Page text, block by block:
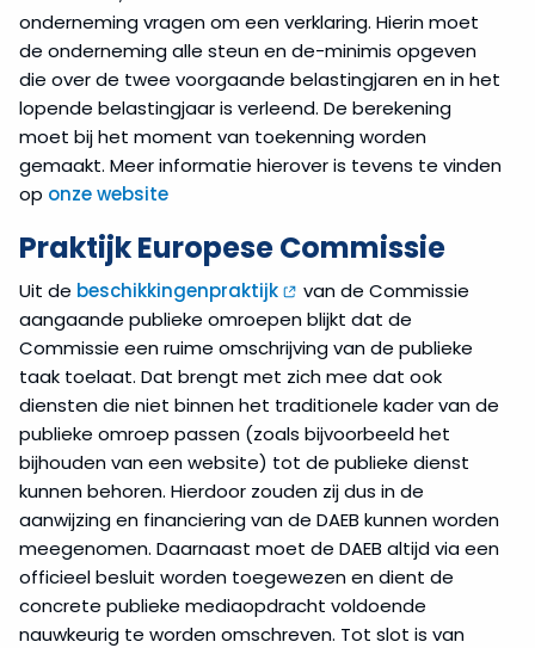
onderneming vragen om een verklaring. Hierin moet
de onderneming alle steun en de-minimis opgeven
die over de twee voorgaande belastingjaren en in het
lopende belastingjaar is verleend. De berekening
moet bij het moment van toekenning worden
gemaakt. Meer informatie hierover is tevens te vinden
op onze website
Praktijk Europese Commissie
Uit de beschikkingenpraktijk
van de Commissie
aangaande publieke omroepen blijkt dat de
Commissie een ruime omschrijving van de publieke
taak toelaat. Dat brengt met zich mee dat ook
diensten die niet binnen het traditionele kader van de
publieke omroep passen (zoals bijvoorbeeld het
bijhouden van een website) tot de publieke dienst
kunnen behoren. Hierdoor zouden zij dus in de
aanwijzing en financiering van de DAEB kunnen worden
meegenomen. Daarnaast moet de DAEB altijd via een
officieel besluit worden toegewezen en dient de
concrete publieke mediaopdracht voldoende
nauwkeurig te worden omschreven. Tot slot is van